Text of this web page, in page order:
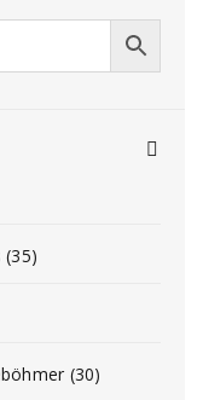
(35)
(30)